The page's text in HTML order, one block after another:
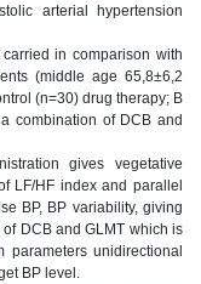
arterial hypertension
in comparison with
(middle age 65,8±6,2
(n=30) drug therapy; B
combination of DCB and
gives vegetative
LF/HF index and parallel
BP, BP variability, giving
DCB and GLMT which is
parameters unidirectional
BP level.